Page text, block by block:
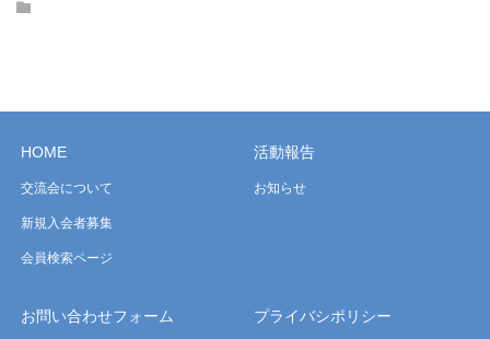
HOME
交流会について
新規入会者募集
会員検索ページ
活動報告
お知らせ
お問い合わせフォーム プライバシポリシー